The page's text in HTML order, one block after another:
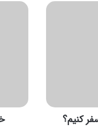
کنیم؟
خ
م